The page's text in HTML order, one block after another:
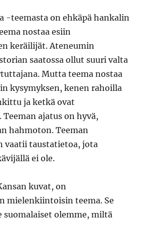
-teemasta on ehkäpä hankalin
nostaa esiin
keräilijät. Ateneumin
saatossa ollut suuri valta
Mutta teema nostaa
kysymyksen, kenen rahoilla
ja ketkä ovat
ajatus on hyvä,
hahmoton. Teeman
vaatii taustatietoa, jota
ei ole.
kuvat, on
mielenkiintoisin teema. Se
suomalaiset olemme, miltä